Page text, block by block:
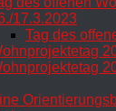
17.3.2023
Tag des